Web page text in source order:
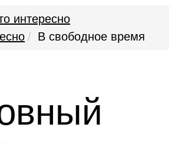
интересно
В свободное время